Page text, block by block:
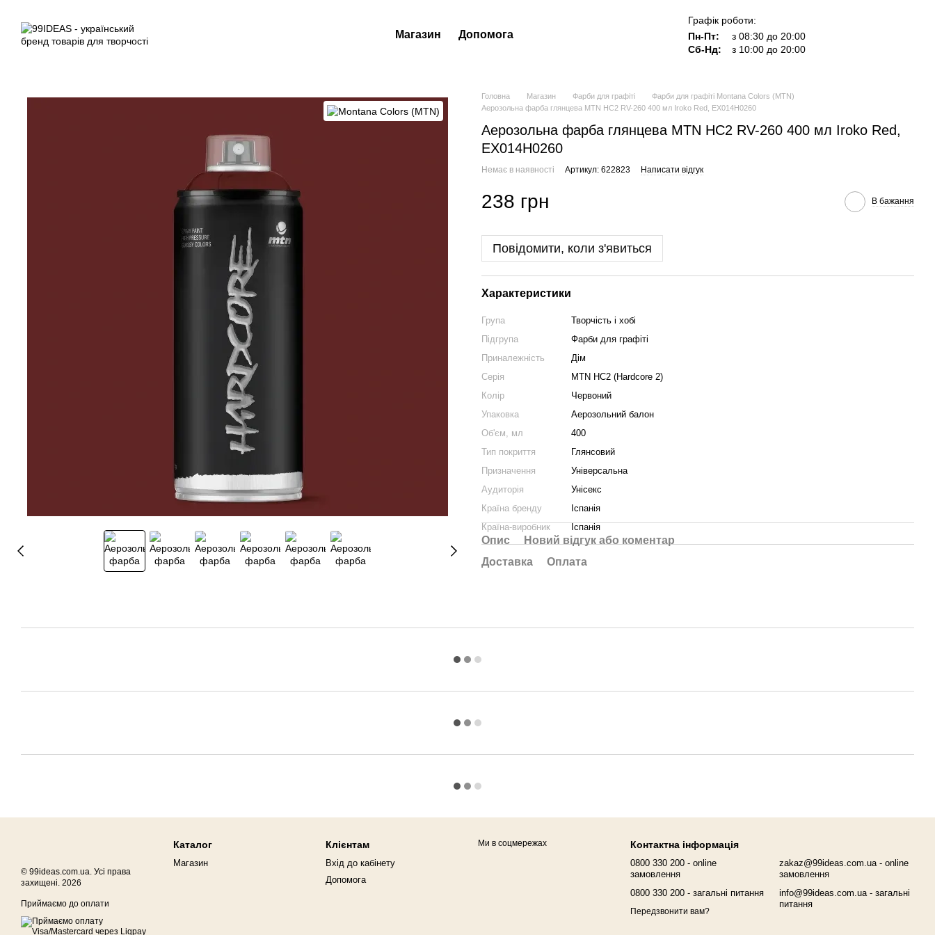
Магазин Допомога
Графік роботи:
Пн-Пт:
з 08:30 до 20:00
Сб-Нд:
з 10:00 до 20:00
Головна Магазин Фарби для графіті
Фарби для графіті Montana Colors (MTN)
Аерозольна фарба глянцева MTN HC2 RV-260 400 мл Iroko Red, EX014H0260
Аерозольна фарба глянцева MTN HC2 RV-260 400 мл Iroko Red,
EX014H0260
Немає в наявності Артикул: 622823 Написати відгук
238 грн В бажання
Повідомити, коли з'явиться
Характеристики
Група
Творчість і хобі
Підгрупа
Фарби для графіті
Приналежність
Дім
Серія
MTN HC2 (Hardcore 2)
Колір
Червоний
Упаковка
Аерозольний балон
Об'єм, мл
400
Тип покриття
Глянсовий
Призначення
Універсальна
Аудиторія
Унісекс
Країна бренду
Іспанія
Країна-виробник
Іспанія
Опис
Новий відгук або коментар
Доставка
Оплата
© 99ideas.com.ua. Усі права
захищені. 2026
Приймаємо до оплати
Каталог
Магазин
Клієнтам
Вхід до кабінету
Допомога
Ми в соцмережах Контактна інформація
0800 330 200 - online
замовлення
0800 330 200 - загальні питання
Передзвонити вам?
zakaz@99ideas.com.ua - online
замовлення
info@99ideas.com.ua - загальні
питання